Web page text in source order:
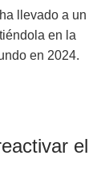
llevado a un
en la
en 2024.
el